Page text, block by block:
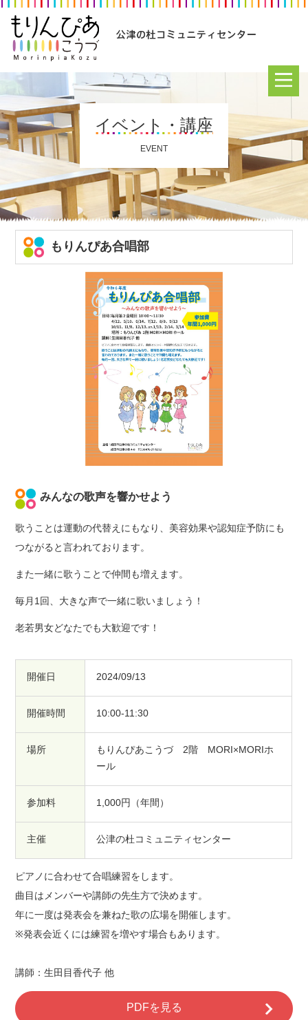
イベント・講座
EVENT
もりんぴあ合唱部
みんなの歌声を響かせよう
歌うことは運動の代替えにもなり、美容効果や認知症予防にも
つながると言われております。
また一緒に歌うことで仲間も増えます。
毎月1回、大きな声で一緒に歌いましょう！
老若男女どなたでも大歓迎です！
開催日 2024/09/13
開催時間 10:00-11:30
場所
もりんぴあこうづ 2階 MORI×MORIホ
ール
参加料 1,000円（年間）
主催 公津の杜コミュニティセンター
ピアノに合わせて合唱練習をします。
曲目はメンバーや講師の先生方で決めます。
年に一度は発表会を兼ねた歌の広場を開催します。
※発表会近くには練習を増やす場合もあります。
講師：生田目香代子 他
PDFを見る